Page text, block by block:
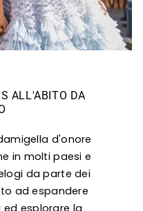
ALL'ABITO DA
d'onore
in molti paesi e
da parte dei
ad espandere
esplorare la